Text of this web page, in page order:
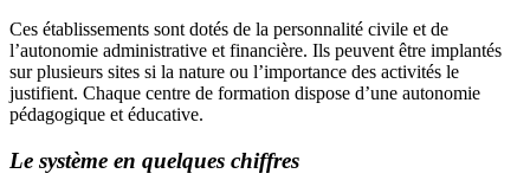
Ces établissements sont dotés de la personnalité civile et de
l’autonomie administrative et financière. Ils peuvent être implantés
sur plusieurs sites si la nature ou l’importance des activités le
justifient. Chaque centre de formation dispose d’une autonomie
pédagogique et éducative.
Le système en quelques chiffres